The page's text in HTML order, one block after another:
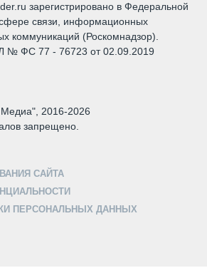
зарегистрировано в Федеральной
связи, информационных
коммуникаций (Роскомнадзор).
№ ФС 77 - 76723 от 02.09.2019
2016-2026
запрещено.
САЙТА
ПЕРСОНАЛЬНЫХ ДАННЫХ